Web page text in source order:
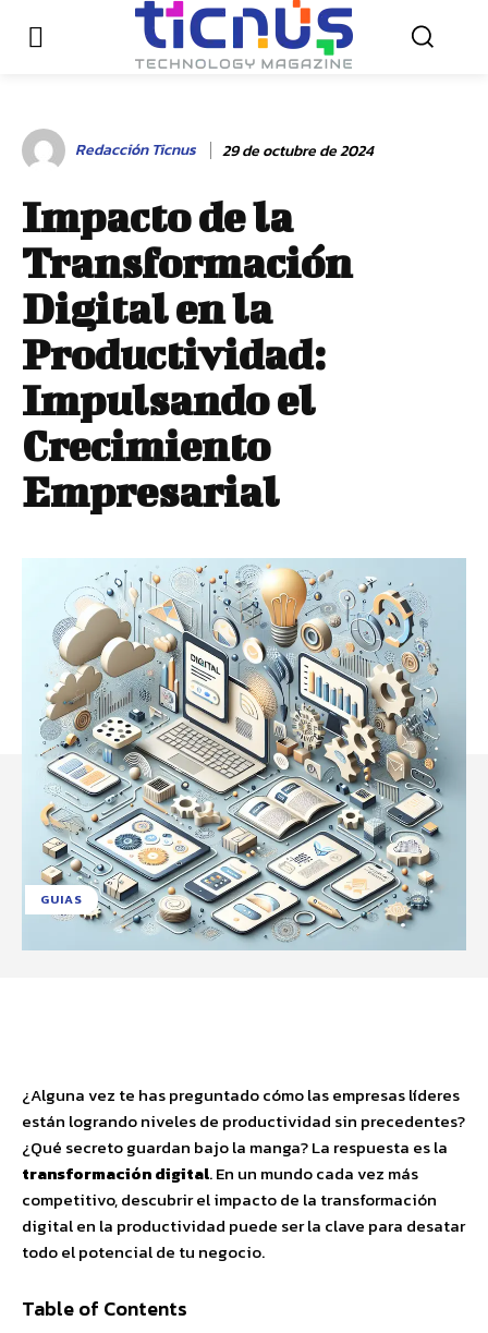
Redacción Ticnus 29 de octubre de 2024
Impacto de la
Transformación
Digital en la
Productividad:
Impulsando el
Crecimiento
Empresarial
GUIAS
¿Alguna vez te has preguntado cómo las empresas líderes
están logrando niveles de productividad sin precedentes?
¿Qué secreto guardan bajo la manga? La respuesta es la
transformación digital. En un mundo cada vez más
competitivo, descubrir el impacto de la transformación
digital en la productividad puede ser la clave para desatar
todo el potencial de tu negocio.
Table of Contents